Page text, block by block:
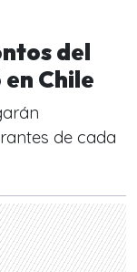
del
Chile
de cada